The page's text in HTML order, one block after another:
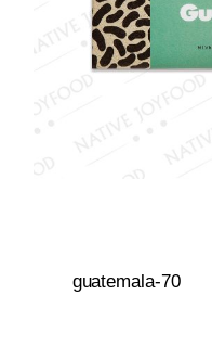
guatemala-70